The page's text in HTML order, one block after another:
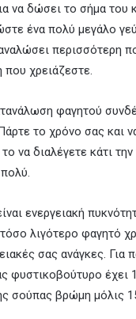
να δώσει το σήμα του
ένα πολύ μεγάλο
περισσότερη
χρειάζεστε.
φαγητού
το χρόνο σας και
να διαλέγετε κάτι την
ενεργειακή
λιγότερο φαγητό
σας ανάγκες. Για
φυστικοβούτυρο έχει
σούπας βρώμη μόλις